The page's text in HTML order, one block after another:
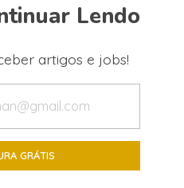
Lendo
artigos e jobs!